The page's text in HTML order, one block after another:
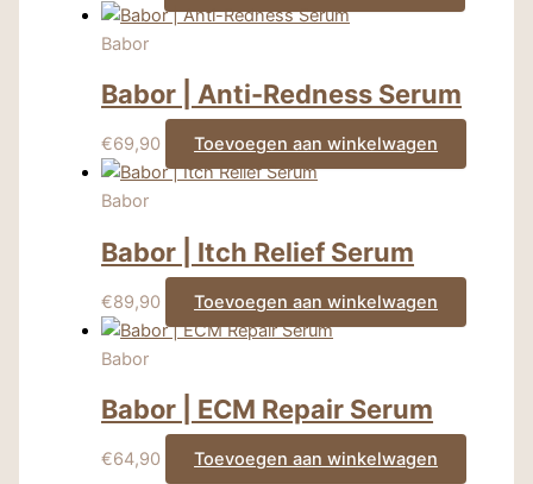
Babor
Babor | Anti-Redness Serum
€69,90 Toevoegen aan winkelwagen
Babor
Babor | Itch Relief Serum
€89,90 Toevoegen aan winkelwagen
Babor
Babor | ECM Repair Serum
€64,90 Toevoegen aan winkelwagen